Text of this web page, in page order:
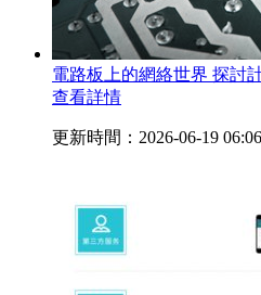
電路板上的網絡世界 探討
查看詳情
更新時間：2026-06-19